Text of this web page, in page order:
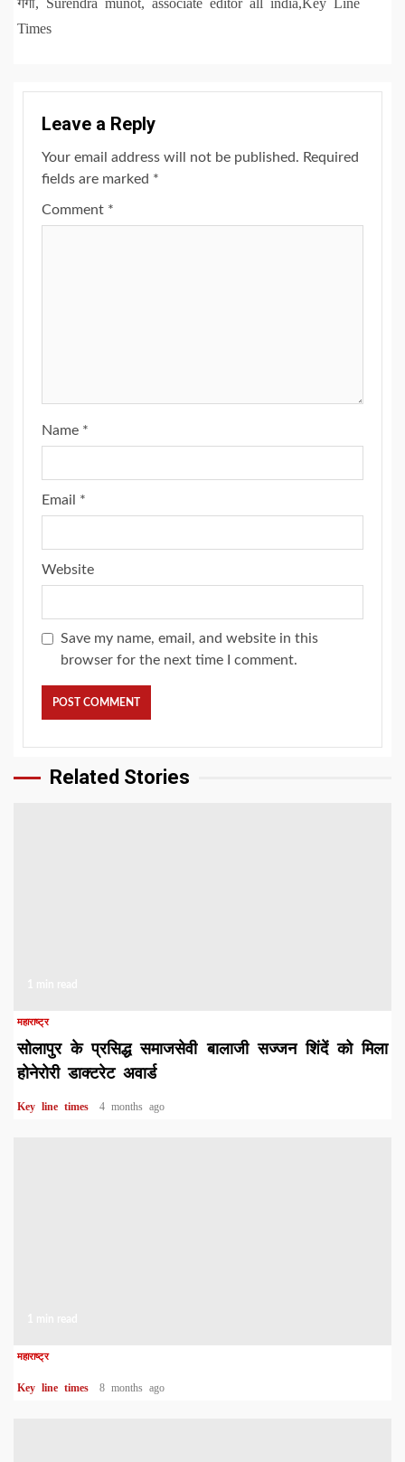
गंगा, Surendra munot, associate editor all india,Key Line
Times
Leave a Reply
Your email address will not be published. Required
fields are marked *
Comment *
Name *
Email *
Website
Save my name, email, and website in this
browser for the next time I comment.
Related Stories
महाराष्ट्र
सोलापुर के प्रसिद्ध समाजसेवी बालाजी सज्जन शिंदें को मिला
होनेरोरी डाक्टरेट अवार्ड
Key line times 4 months ago
महाराष्ट्र
Key line times 8 months ago